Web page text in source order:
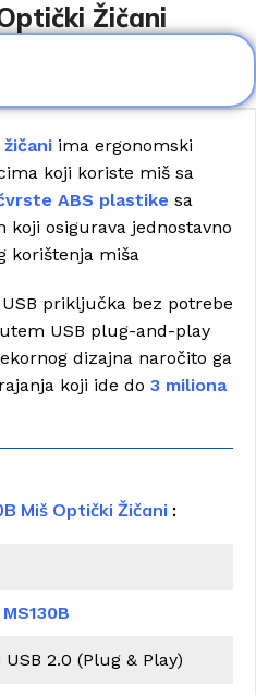
Žičani
žičani ima ergonomski
koji koriste miš sa
ABS plastike sa
osigurava jednostavno
korištenja miša
priključka bez potrebe
USB plug-and-play
dizajna naročito ga
koji ide do 3 miliona
Miš Optički Žičani :
2.0 (Plug & Play)